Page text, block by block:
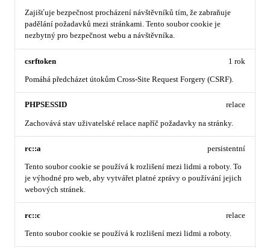
Zajišťuje bezpečnost procházení návštěvníků tím, že zabraňuje
padělání požadavků mezi stránkami. Tento soubor cookie je
nezbytný pro bezpečnost webu a návštěvníka.
csrftoken
Pomáhá předcházet útokům Cross-Site Request Forgery (CSRF).
1 rok
PHPSESSID
Zachovává stav uživatelské relace napříč požadavky na stránky.
relace
rc::a
Tento soubor cookie se používá k rozlišení mezi lidmi a roboty. To
je výhodné pro web, aby vytvářet platné zprávy o používání jejich
webových stránek.
persistentní
rc::c
Tento soubor cookie se používá k rozlišení mezi lidmi a roboty.
relace